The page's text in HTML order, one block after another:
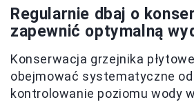
Regularnie dbaj o
zapewnić optymalną
Konserwacja grzejnika
obejmować systematyczne
kontrolowanie poziomu wody